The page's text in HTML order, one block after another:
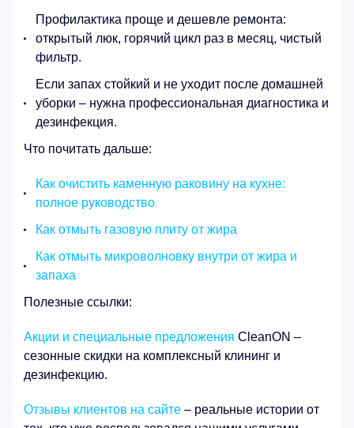
Профилактика проще и дешевле ремонта:
открытый люк, горячий цикл раз в месяц, чистый
фильтр.
Если запах стойкий и не уходит после домашней
уборки – нужна профессиональная диагностика и
дезинфекция.
Что почитать дальше:
Как очистить каменную раковину на кухне:
полное руководство
Как отмыть газовую плиту от жира
Как отмыть микроволновку внутри от жира и
запаха
Полезные ссылки:
Акции и специальные предложения CleanON –
сезонные скидки на комплексный клининг и
дезинфекцию.
Отзывы клиентов на сайте – реальные истории от